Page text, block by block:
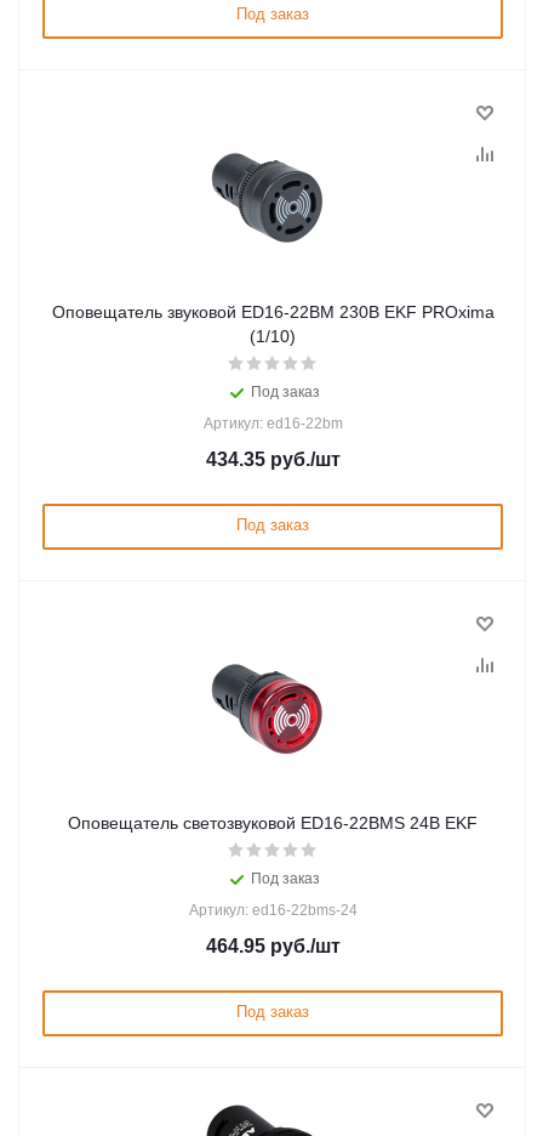
Под заказ
Оповещатель звуковой ED16-22BM 230В EKF PROxima
(1/10)
Под заказ
Артикул: ed16-22bm
434.35руб./шт
Под заказ
Оповещатель светозвуковой ED16-22BMS 24В EKF
Под заказ
Артикул: ed16-22bms-24
464.95руб./шт
Под заказ